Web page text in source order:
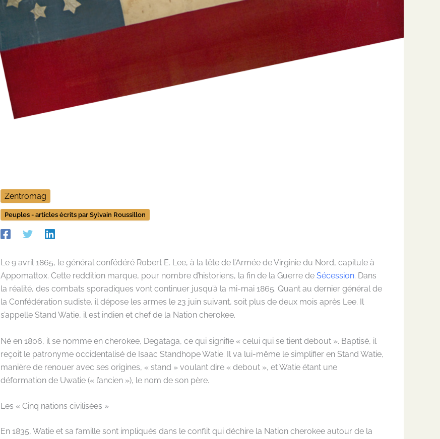
Zentromag
Peuples - articles écrits par Sylvain Roussillon
Le 9 avril 1865, le général confédéré Robert E. Lee, à la tête de l’Armée de Virginie du Nord, capitule à
Appomattox. Cette reddition marque, pour nombre d’historiens, la fin de la Guerre de Sécession. Dans
la réalité, des combats sporadiques vont continuer jusqu’à la mi-mai 1865. Quant au dernier général de
la Confédération sudiste, il dépose les armes le 23 juin suivant, soit plus de deux mois après Lee. Il
s’appelle Stand Watie, il est indien et chef de la Nation cherokee.
Né en 1806, il se nomme en cherokee, Degataga, ce qui signifie « celui qui se tient debout ». Baptisé, il
reçoit le patronyme occidentalisé de Isaac Standhope Watie. Il va lui-même le simplifier en Stand Watie,
manière de renouer avec ses origines, « stand » voulant dire « debout », et Watie étant une
déformation de Uwatie (« l’ancien »), le nom de son père.
Les « Cinq nations civilisées »
En 1835, Watie et sa famille sont impliqués dans le conflit qui déchire la Nation cherokee autour de la